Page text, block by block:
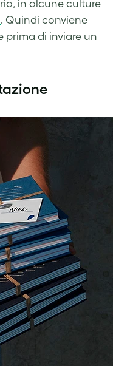
in alcune culture
. Quindi conviene
prima di inviare un